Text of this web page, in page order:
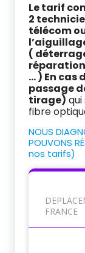
Le tarif
2
télécom
(
… ) En cas
passage
tirage)
fibre
NOUS
POUVONS
nos tarifs)
FRANCE